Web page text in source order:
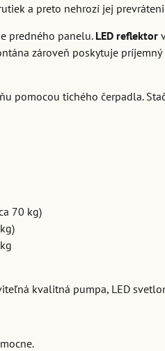
a preto nehrozí jej
predného panelu. LED reflektor
zároveň poskytuje
pomocou tichého čerpadla.
70 kg)
kvalitná pumpa, LED